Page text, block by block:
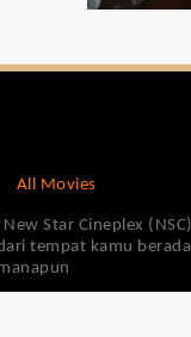
All Movies
Star Cineplex
tempat kamu